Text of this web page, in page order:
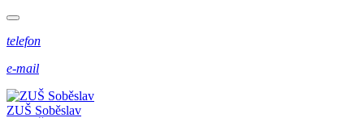
telefon
e-mail
ZUŠ Soběslav